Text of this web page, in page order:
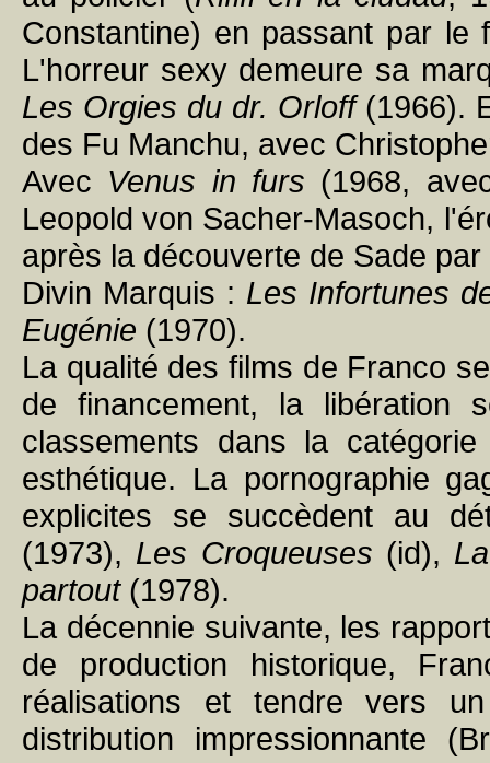
Constantine) en passant par le
L'horreur sexy demeure sa
Les Orgies du dr. Orloff(1966).
des Fu Manchu, avec
Avec Venus in furs (1968,
Leopold von Sacher-Masoch,
après la découverte de Sade
Divin Marquis : Les Infortunes
Eugénie (1970).
La qualité des films de Franco
de financement, la libération
classements dans la
esthétique. La pornographie
explicites se succèdent au
(1973), Les Croqueuses (id),
partout(1978).
La décennie suivante, les
de production historique,
réalisations et tendre vers
distribution impressionnante